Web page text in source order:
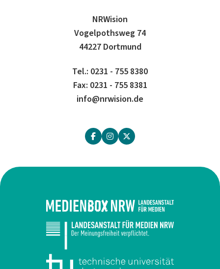
NRWision
Vogelpothsweg 74
44227 Dortmund
Tel.: 0231 - 755 8380
Fax: 0231 - 755 8381
info@nrwision.de